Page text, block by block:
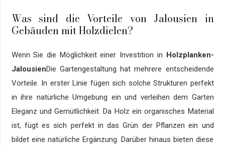
Was sind die Vorteile von Jalousien in
Gebäuden mit Holzdielen?
Wenn Sie die Möglichkeit einer Investition in Holzplanken-
JalousienDie Gartengestaltung hat mehrere entscheidende
Vorteile. In erster Linie fügen sich solche Strukturen perfekt
in ihre natürliche Umgebung ein und verleihen dem Garten
Eleganz und Gemütlichkeit. Da Holz ein organisches Material
ist, fügt es sich perfekt in das Grün der Pflanzen ein und
bildet eine natürliche Ergänzung. Darüber hinaus bieten diese